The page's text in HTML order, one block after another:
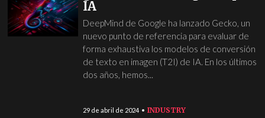
IA
DeepMind de Google ha lanzado Gecko, un
nuevo punto de referencia para evaluar de
forma exhaustiva los modelos de conversión
de texto en imagen (T2I) de IA. En los últimos
dos años, hemos...
29 de abril de 2024 INDUSTRY